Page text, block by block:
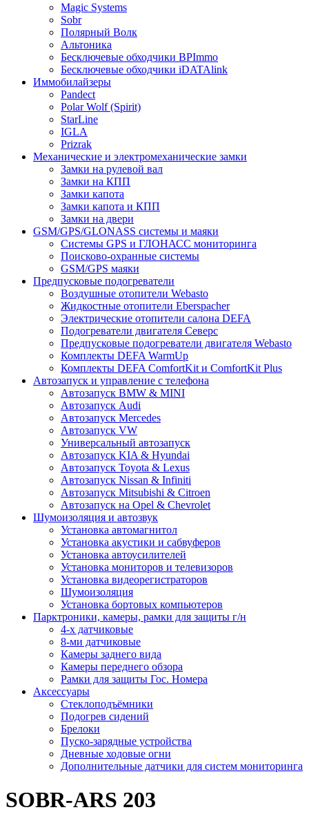
Magic Systems
Sobr
Полярный Волк
Альтоника
Бесключевые обходчики BPImmo
Бесключевые обходчики iDATAlink
Иммобилайзеры
Pandect
Polar Wolf (Spirit)
StarLine
IGLA
Prizrak
Механические и электромеханические замки
Замки на рулевой вал
Замки на КПП
Замки капота
Замки капота и КПП
Замки на двери
GSM/GPS/GLONASS системы и маяки
Системы GPS и ГЛОНАСС мониторинга
Поисково-охранные системы
GSM/GPS маяки
Предпусковые подогреватели
Воздушные отопители Webasto
Жидкостные отопители Eberspacher
Электрические отопители салона DEFA
Подогреватели двигателя Северс
Предпусковые подогреватели двигателя Webasto
Комплекты DEFA WarmUp
Комплекты DEFA ComfortKit и ComfortKit Plus
Автозапуск и управление с телефона
Автозапуск BMW & MINI
Автозапуск Audi
Автозапуск Mercedes
Автозапуск VW
Универсальный автозапуск
Автозапуск KIA & Hyundai
Автозапуск Toyota & Lexus
Автозапуск Nissan & Infiniti
Автозапуск Mitsubishi & Citroen
Автозапуск на Opel & Chevrolet
Шумоизоляция и автозвук
Установка автомагнитол
Установка акустики и сабвуферов
Установка автоусилителей
Установка мониторов и телевизоров
Установка видеорегистраторов
Шумоизоляция
Установка бортовых компьютеров
Парктроники, камеры, рамки для защиты г/н
4-х датчиковые
8-ми датчиковые
Камеры заднего вида
Камеры переднего обзора
Рамки для защиты Гос. Номера
Аксессуары
Стеклоподъёмники
Подогрев сидений
Брелоки
Пуско-зарядные устройства
Дневные ходовые огни
Дополнительные датчики для систем мониторинга
SOBR-ARS 203